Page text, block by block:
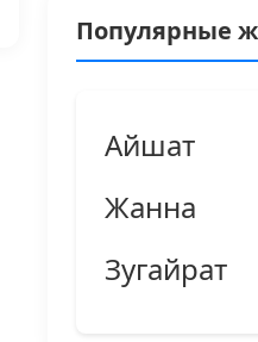
Популярные
Айшат
Жанна
Зугайрат